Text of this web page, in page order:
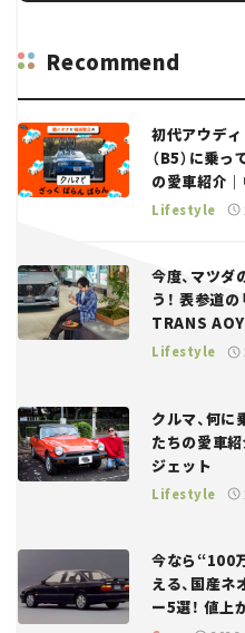
Recommend
初代アウデ
（B5）に乗っ
の愛車紹介
——瀬イオナ
Lifestyle
今度、マツダ
う！ 表参道
TRANS
っとひと息。
Lifestyle
クルマ、何に
たちの愛車
ジェット
Lifestyle
今なら“100
える、国産ネ
ー5選！ 値上